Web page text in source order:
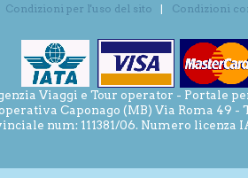
Condizioni per l'uso del sito
Condizioni
Viaggi e Tour operator - Portale
Caponago (MB) Via Roma 49 -
num: 111381/06. Numero